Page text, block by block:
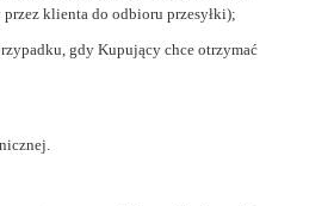
klienta do odbioru przesyłki);
gdy Kupujący chce otrzymać